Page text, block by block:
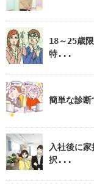
18～25歳
特...
簡単な診断
入社後に
択...